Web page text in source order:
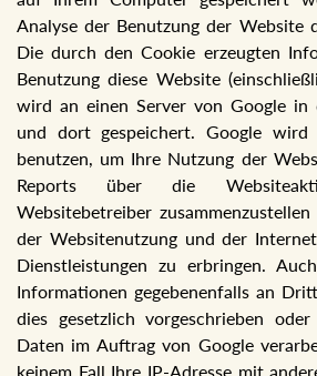
Analyse der Benutzung der Website
Die durch den Cookie erzeugten
Benutzung diese Website
wird an einen Server von Google in
und dort gespeichert. Google wird
benutzen, um Ihre Nutzung der
Reports über die
Websitebetreiber
der Websitenutzung und der
Dienstleistungen zu erbringen.
Informationen gegebenenfalls an
dies gesetzlich vorgeschrieben
Daten im Auftrag von Google
keinem Fall Ihre IP-Adresse mit